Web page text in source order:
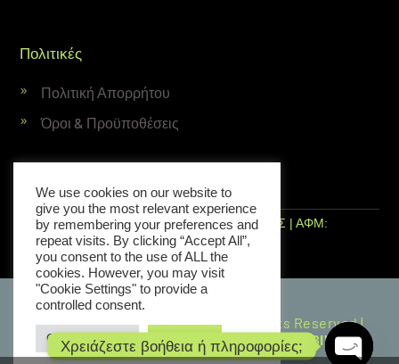
Πολιτικές
Πολιτική Απορρήτου
Όροι & Προϋποθέσεις
ΜΙΧΑΗΛΙΔΟΥ ΕΛΙΣΑΒΕΤ ΕΙΡΗΝΗ ΔΗΜΗΤΡΙΟΣ | ΑΦΜ:
EL067678429, ΔΟΥ: Σερρών | ΑΡ. ΜΗΤΡΩΟΥ
ΓΕΜΗ:113895252000
© Copyright2026 Elis Made It. All Rights Reserved |
Designed & Developed by Vicky Bazoula,
WEBIVY
We use cookies on our website to
give you the most relevant experience
by remembering your preferences and
repeat visits. By clicking “Accept All”,
you consent to the use of ALL the
cookies. However, you may visit
"Cookie Settings" to provide a
controlled consent.
Cookie Settings Accept All
Χρειάζεστε βοήθεια ή πληροφορίες;